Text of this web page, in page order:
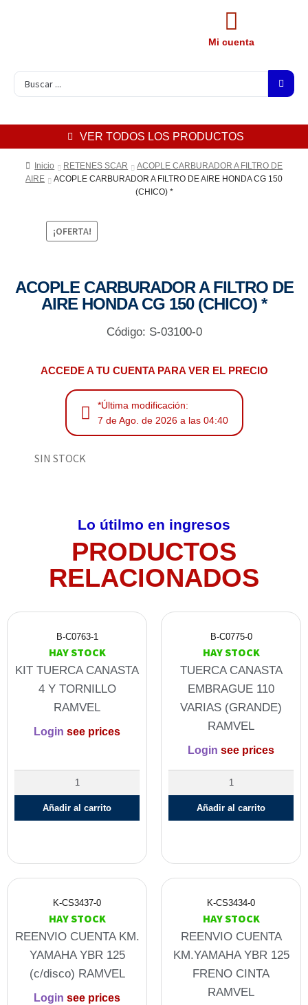
Mi cuenta
VER TODOS LOS PRODUCTOS
Inicio RETENES SCAR
ACOPLE CARBURADOR A FILTRO DE
AIRE
ACOPLE CARBURADOR A FILTRO DE AIRE HONDA CG 150
(CHICO) *
¡OFERTA!
ACOPLE CARBURADOR A FILTRO DE
AIRE HONDA CG 150 (CHICO) *
Código: S-03100-0
ACCEDE A TU CUENTA PARA VER EL PRECIO
*Última modificación:
7 de Ago. de 2026 a las 04:40
SIN STOCK
Lo útilmo en ingresos
PRODUCTOS
RELACIONADOS
B-C0763-1
HAY STOCK
KIT TUERCA CANASTA
4 Y TORNILLO
RAMVEL
Login see prices
Añadir al carrito
B-C0775-0
HAY STOCK
TUERCA CANASTA
EMBRAGUE 110
VARIAS (GRANDE)
RAMVEL
Login see prices
Añadir al carrito
K-CS3437-0
HAY STOCK
REENVIO CUENTA KM.
YAMAHA YBR 125
(c/disco) RAMVEL
Login see prices
K-CS3434-0
HAY STOCK
REENVIO CUENTA
KM.YAMAHA YBR 125
FRENO CINTA
RAMVEL